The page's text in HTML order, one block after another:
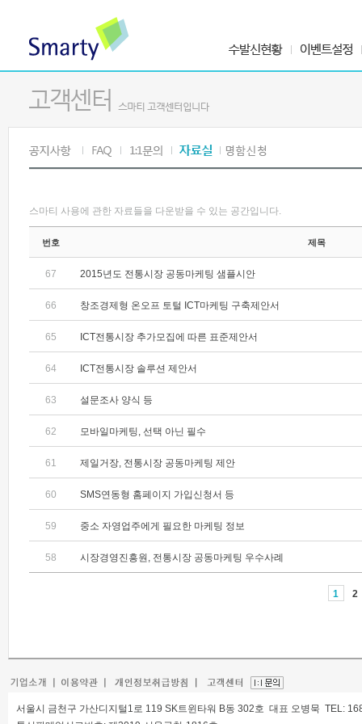
스마티 사용에 관한 자료들을 다운받을 수 있는 공간입니다.
번호 제목
67 2015년도 전통시장 공동마케팅 샘플시안
66 창조경제형 온오프 토털 ICT마케팅 구축제안서
65 ICT전통시장 추가모집에 따른 표준제안서
64 ICT전통시장 솔루션 제안서
63 설문조사 양식 등
62 모바일마케팅, 선택 아닌 필수
61 제일거장, 전통시장 공동마케팅 제안
60 SMS연동형 홈페이지 가입신청서 등
59 중소 자영업주에게 필요한 마케팅 정보
58 시장경영진흥원, 전통시장 공동마케팅 우수사례
1 2
서울시 금천구 가산디지털1로 119 SK트윈타워 B동 302호 대표 오병묵 TEL: